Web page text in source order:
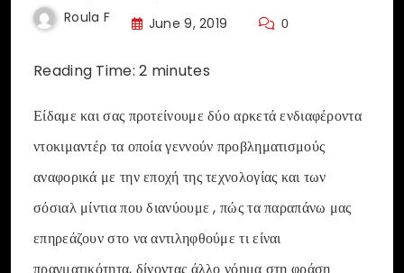
Roula F June 9, 2019 0
Reading Time:2 minutes
Είδαμε και σας προτείνουμε δύο αρκετά ενδιαφέροντα
ντοκιμαντέρ τα οποία γεννούν προβληματισμούς
αναφορικά με την εποχή της τεχνολογίας και των
σόσιαλ μίντια που διανύουμε , πώς τα παραπάνω μας
επηρεάζουν στο να αντιληφθούμε τι είναι
πραγματικότητα, δίνοντας άλλο νόημα στη φράση